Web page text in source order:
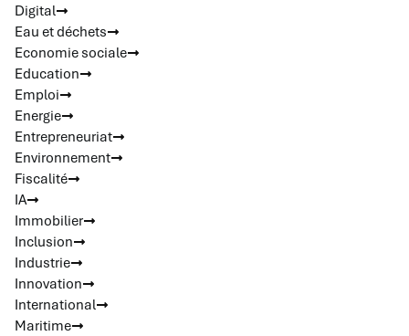
Digital
Eau et déchets
Economie sociale
Education
Emploi
Energie
Entrepreneuriat
Environnement
Fiscalité
IA
Immobilier
Inclusion
Industrie
Innovation
International
Maritime